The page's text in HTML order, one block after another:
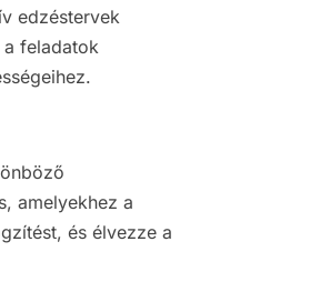
edzéstervek
a feladatok
amelyekhez a
és élvezze a